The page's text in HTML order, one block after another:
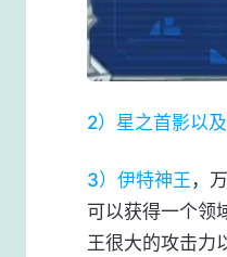
2）星之首影以
3）伊特神王 ，
可以获得一个领
王很大的攻击力